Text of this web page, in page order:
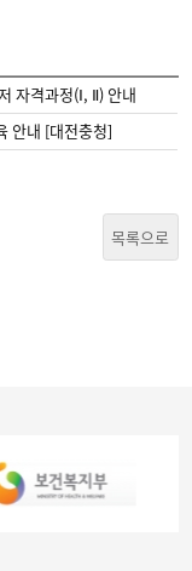
자격과정(Ⅰ, Ⅱ) 안내
안내 [대전충청]
목록으로